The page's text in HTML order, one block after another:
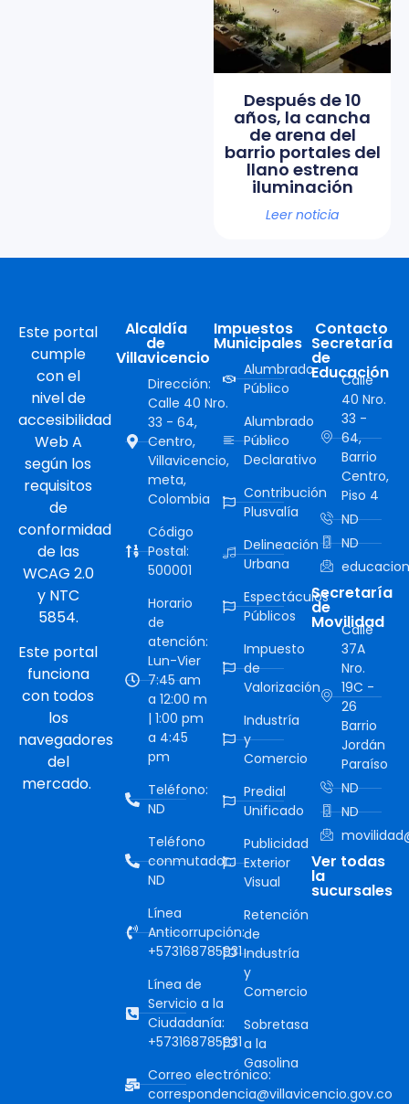
Después de 10
años, la cancha
de arena del
barrio portales del
llano estrena
iluminación
Leer noticia
Este portal
cumple
con el
nivel de
accesibilidad
Web A
según los
requisitos
de
conformidad
de las
WCAG 2.0
y NTC
5854.
Este portal
funciona
con todos
los
navegadores
del
mercado.
Alcaldía
de
Villavicencio
Dirección:
Calle 40 Nro.
33 - 64,
Centro,
Villavicencio,
meta,
Colombia
Código
Postal:
500001
Horario
de
atención:
Lun-Vier
7:45 am
a 12:00 m
| 1:00 pm
a 4:45
pm
Teléfono:
ND
Teléfono
conmutador:
ND
Línea
Anticorrupción:
+573168785931
Línea de
Servicio a la
Ciudadanía:
+573168785931
Correo electrónico:
correspondencia@villavicencio.gov.co
Impuestos
Municipales
Alumbrado
Público
Alumbrado
Público
Declarativo
Contribución
Plusvalía
Delineación
Urbana
Espectáculos
Públicos
Impuesto
de
Valorización
Industría
y
Comercio
Predial
Unificado
Publicidad
Exterior
Visual
Retención
de
Industría
y
Comercio
Sobretasa
a la
Gasolina
Contacto
Secretaría
de
Educación
Calle
40 Nro.
33 -
64,
Barrio
Centro,
Piso 4
ND
ND
Secretaría
de
Movilidad
Calle
37A
Nro.
19C -
26
Barrio
Jordán
Paraíso
ND
ND
Ver todas
la
sucursales